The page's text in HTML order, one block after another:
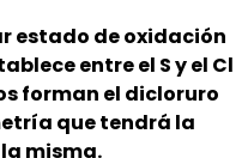
estado de oxidación
entre el S y el Cl
forman el dicloruro
que tendrá la
misma.